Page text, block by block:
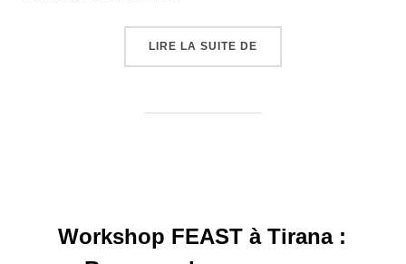
LIRE LA SUITE DE
Workshop FEAST à Tirana :